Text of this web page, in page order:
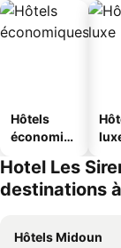
Hôtels
économiq
Hotel Les
destinations
Hôtels Midoun